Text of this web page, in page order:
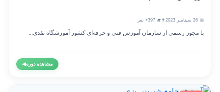
👨‍🎓 397+ نفر
با مجوز رسمی از سازمان آموزش فنی و حرفه‌ای کشور آموزشگاه نقدی...
مشاهده دوره◀